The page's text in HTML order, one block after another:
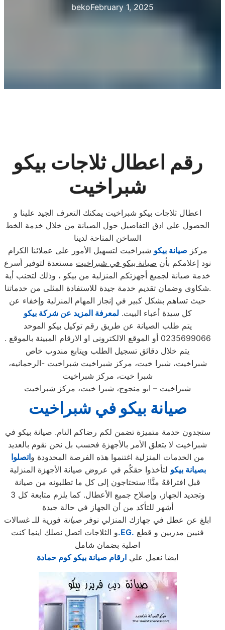
bekoFebruary 1, 2025
رقم اعطال ثلاجات بيكو
شبراخيت
اعطال ثلاجات بيكو شبراخيت يمكنك التعرف الجيد علينا و
الحصول علي ادق التفاصيل حول الصيانة من خلال خدمة الخط
الساخن المتاحة لدينا
مركز صيانة بيكو شبراخيت لتسهيل الأمور على عملائنا الكرام
نود إعلامكم بأن صيانة بيكو في شبراخيت مستعدة لتوفير أسرع
خدمة صيانة لجميع أجهزتكم المنزلية من بيكو ، وذلك لتجنب أية
شكاوى وضمان تقديم خدمة جيدة للاستفادة المثلى من خدماتنا.
حيث تساهم بشكل كبير في إنجاز المهام المنزلية وإخفاء عن
كل سيدة أعباء البيت. لمعرفة المزيد عن شركة بيكو
يتم طلب الصيانة عن طريق رقم توكيل بيكو الموحد
0235699066 أو الموقع الالكترونى او الارقام المبينة بالموقع .
يتم خلال دقائق تسجيل الطلب ويتابع مندوب خاص
شبراخيت، شبرا خيت، مركز شبراخيت شبراخيت -الرحمانيه،
شبرا خيت، مركز شبراخيت
شبراخيت – ابو منجوج، شبرا خيت، مركز شبراخيت
صيانة بيكو في شبراخيت
ستجدون خدمة متميزة تضمن لكم رضاكم التام. صيانة بيكو في
شبراخيت لا يتعلق الأمر بالأجهزة فحسب بل نحن نقوم بالعديد
من الخدمات المنزلية اغتنموا هذه الفرصة المحدودة واتصلوا
بصيانة بيكو لتأخذوا حقكُم في عروض صيانة الأجهزة المنزلية
قبل افتراقهُ منَّا! ستحتاجون إلى كل ما تطلبونه من صيانة
وتجديد الجهاز، وإصلاح جميع الأعطال. كما يلزم متابعة كل 3
أشهر للتأكد من أن الجهاز في حالة جيدة
ابلغ عن عطل في جهازك المنزلي نوفر صيانة فورية للـ غسالات
و الثلاجات اتصل نصلك اينما كنت.EG.
اصلية بضمان شامل
ايضا نعمل علي ارقام صيانة بيكو كوم حمادة